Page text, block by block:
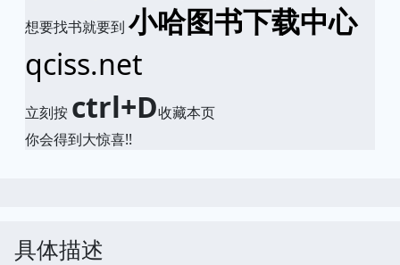
想要找书就要到 小哈图书下载中心
qciss.net
立刻按 ctrl+D收藏本页
你会得到大惊喜!!
具体描述